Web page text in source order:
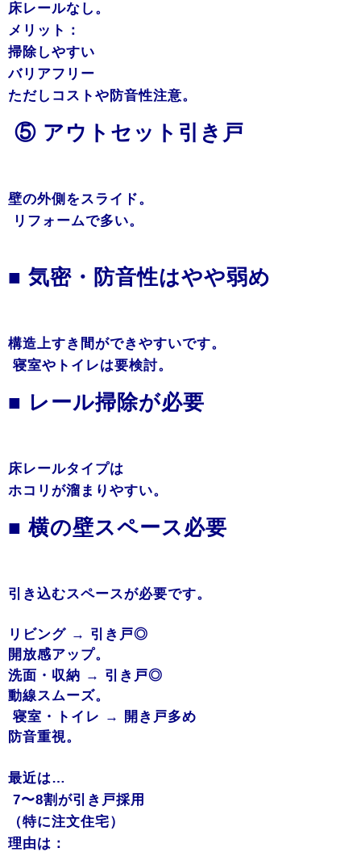
床レールなし。
メリット：
掃除しやすい
バリアフリー
ただしコストや防音性注意。
⑤ アウトセット引き戸
壁の外側をスライド。
リフォームで多い。
■ 気密・防音性はやや弱め
構造上すき間ができやすいです。
寝室やトイレは要検討。
■ レール掃除が必要
床レールタイプは
ホコリが溜まりやすい。
■ 横の壁スペース必要
引き込むスペースが必要です。
リビング → 引き戸◎
開放感アップ。
洗面・収納 → 引き戸◎
動線スムーズ。
寝室・トイレ → 開き戸多め
防音重視。
最近は…
7〜8割が引き戸採用
（特に注文住宅）
理由は：